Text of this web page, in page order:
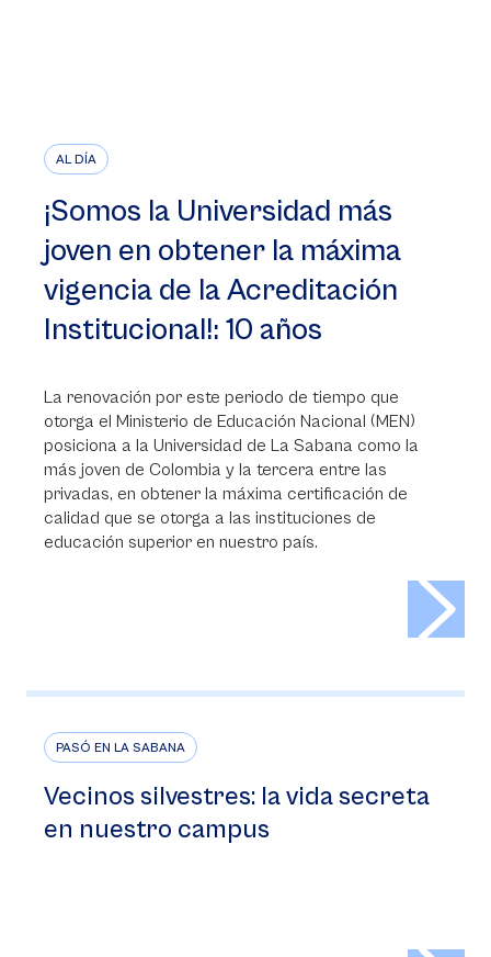
AL DÍA
¡Somos la Universidad más
joven en obtener la máxima
vigencia de la Acreditación
Institucional!: 10 años
La renovación por este periodo de tiempo que
otorga el Ministerio de Educación Nacional (MEN)
posiciona a la Universidad de La Sabana como la
más joven de Colombia y la tercera entre las
privadas, en obtener la máxima certificación de
calidad que se otorga a las instituciones de
educación superior en nuestro país.
PASÓ EN LA SABANA
Vecinos silvestres: la vida secreta
en nuestro campus